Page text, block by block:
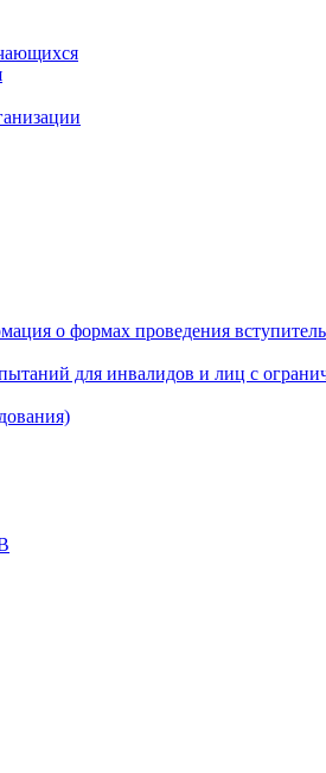
о формах проведения
для инвалидов и лиц с